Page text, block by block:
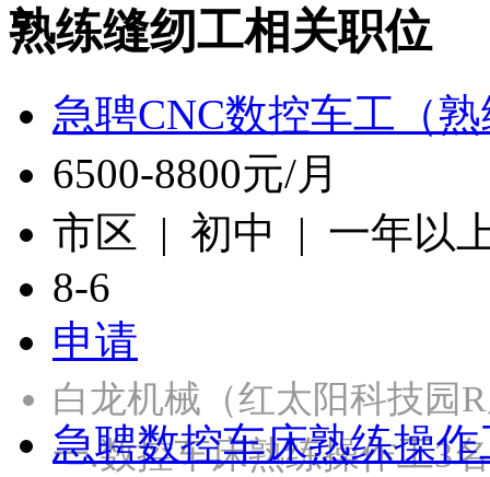
熟练缝纫工相关职位
急聘CNC数控车工（
6500-8800元/月
市区 | 初中 | 一年以
8-6
申请
白龙机械（红太阳科技园
一.数控车床熟练操作工3
急聘数控车床熟练操